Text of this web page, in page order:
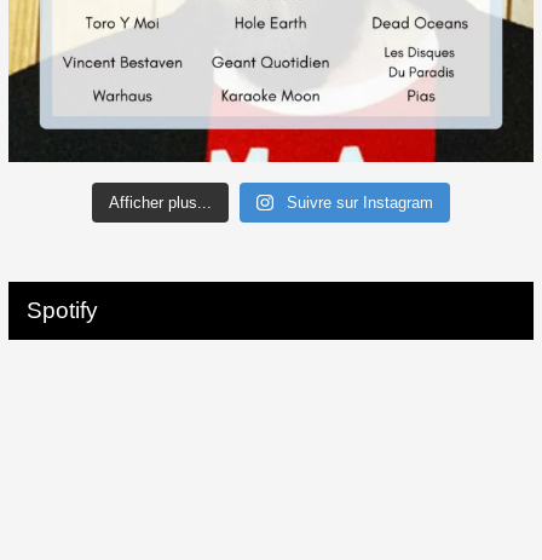
Afficher plus... Suivre sur Instagram
Spotify